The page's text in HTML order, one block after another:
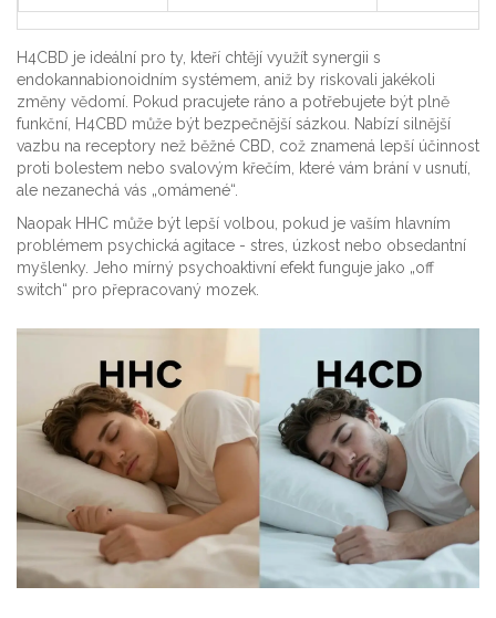
H4CBD je ideální pro ty, kteří chtějí využít synergii s
endokannabionoidním systémem, aniž by riskovali jakékoli
změny vědomí. Pokud pracujete ráno a potřebujete být plně
funkční, H4CBD může být bezpečnější sázkou. Nabízí silnější
vazbu na receptory než běžné CBD, což znamená lepší účinnost
proti bolestem nebo svalovým křečím, které vám brání v usnutí,
ale nezanechá vás „omámené“.
Naopak HHC může být lepší volbou, pokud je vaším hlavním
problémem psychická agitace - stres, úzkost nebo obsedantní
myšlenky. Jeho mírný psychoaktivní efekt funguje jako „off
switch“ pro přepracovaný mozek.